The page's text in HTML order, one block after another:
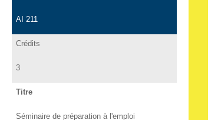
AI 211
Crédits
3
Titre
Séminaire de préparation à l'emploi